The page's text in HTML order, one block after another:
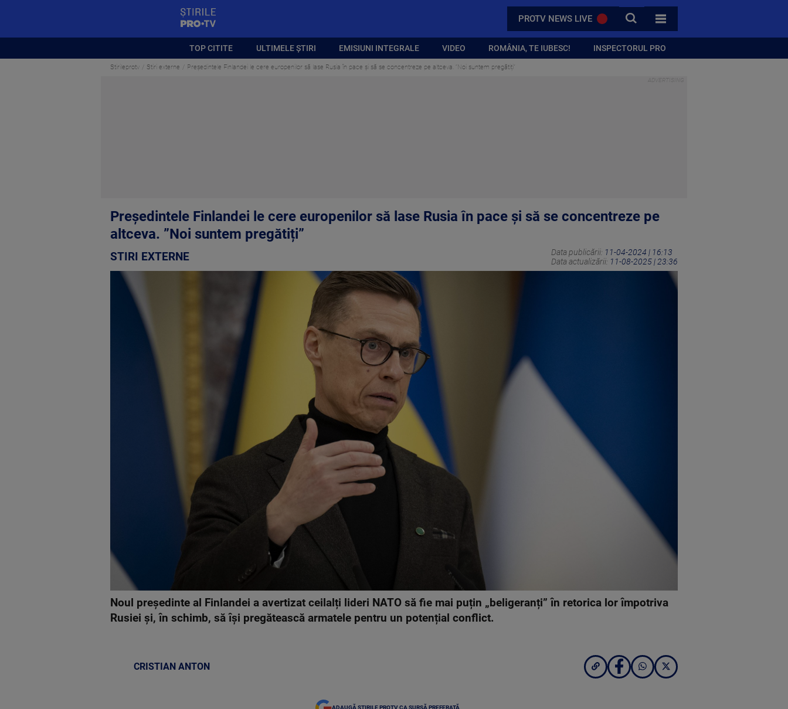
PROTV NEWS LIVE CAUTA
TOATE CATEGORIILE
TOP CITITE ULTIMELE ȘTIRI EMISIUNI INTEGRALE VIDEO ROMÂNIA, TE IUBESC! INSPECTORUL PRO
Stirileprotv Stiri externe Președintele Finlandei le cere europenilor să lase Rusia în pace și să se concentreze pe altceva. ”Noi suntem pregătiți”
Președintele Finlandei le cere europenilor să lase Rusia în pace și să se concentreze pe
altceva. ”Noi suntem pregătiți”
STIRI EXTERNE Data publicării: 11-04-2024 | 16:13
Data actualizării: 11-08-2025 | 23:36
Noul președinte al Finlandei a avertizat ceilalți lideri NATO să fie mai puțin „beligeranți” în retorica lor împotriva
Rusiei și, în schimb, să își pregătească armatele pentru un potențial conflict.
CRISTIAN ANTON
ADAUGĂ ȘTIRILE PROTV CA SURSĂ PREFERATĂ